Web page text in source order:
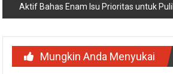
Aktif Bahas Enam Isu Prioritas untuk
Mungkin Anda Menyukai